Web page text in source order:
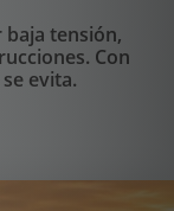
baja tensión,
Con
evita.